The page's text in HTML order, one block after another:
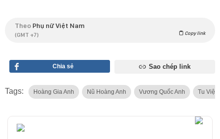
Theo Phụ nữ Việt Nam
(GMT +7) Copy link
Chia sẻ Sao chép link
Tags: Hoàng Gia Anh Nũ Hoàng Anh Vương Quốc Anh Tu Viện